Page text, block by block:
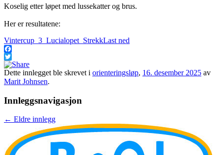
Koselig etter løpet med lussekatter og brus.
Her er resultatene:
Vintercup_3_Lucialopet_StrekkLast ned
Facebook
Twitter
Dette innlegget ble skrevet i orienteringsløp, 16. desember 2025 av
Marit Johnsen.
Innleggsnavigasjon
← Eldre innlegg